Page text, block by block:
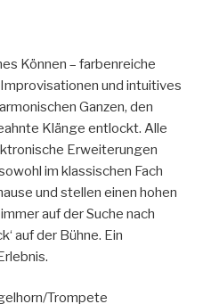
Können – farbenreiche
und intuitives
Ganzen, den
Klänge entlockt. Alle
Erweiterungen
im klassischen Fach
und stellen einen hohen
auf der Suche nach
auf der Bühne. Ein
Trompete